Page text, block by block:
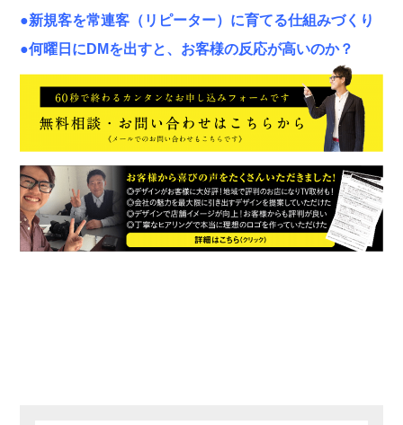
●新規客を常連客（リピーター）に育てる仕組みづくり
●何曜日にDMを出すと、お客様の反応が高いのか？